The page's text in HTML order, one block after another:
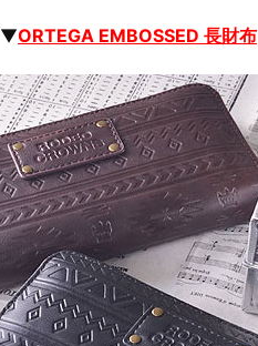
▼ORTEGA EMBOSSED 長財布